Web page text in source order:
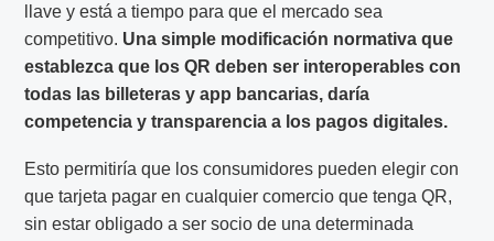
llave y está a tiempo para que el mercado sea
competitivo. Una simple modificación normativa que
establezca que los QR deben ser interoperables con
todas las billeteras y app bancarias, daría
competencia y transparencia a los pagos digitales.
Esto permitiría que los consumidores pueden elegir con
que tarjeta pagar en cualquier comercio que tenga QR,
sin estar obligado a ser socio de una determinada